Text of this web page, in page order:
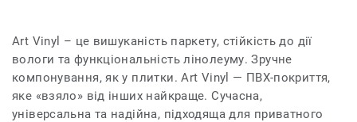
Art Vinyl – це вишуканість паркету, стійкість до дії
вологи та функціональність лінолеуму. Зручне
компонування, як у плитки. Art Vinyl — ПВХ-покриття,
яке «взяло» від інших найкраще. Сучасна,
універсальна та надійна, підходяща для приватного